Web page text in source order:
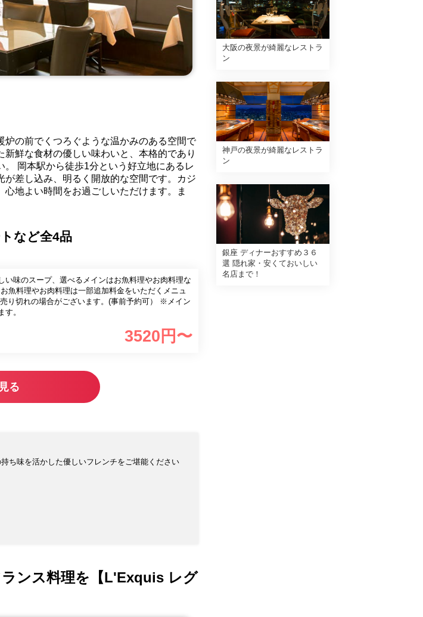
の前でくつろぐような温かみのある空間で
鮮な食材の優しい味わいと、本格的であり
岡本駅から徒歩1分という好立地にあるレ
差し込み、明るく開放的な空間です。カジ
地よい時間をお過ごしいただけます。ま
など全4品
味のスープ、選べるメインはお魚料理やお肉料理な
り切れの場合がございます。(事前予約可） ※メイン
。
3520 円〜
る
ち味を活かした優しいフレンチをご堪能ください
ンス料理を【L'Exquis レグ
大阪の夜景が綺麗なレストラ
ン
神戸の夜景が綺麗なレストラ
ン
銀座 ディナーおすすめ３６
選 隠れ家・安くておいしい
名店まで！